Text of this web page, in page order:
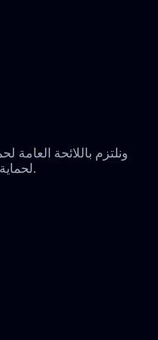
البيانات (GDPR) لحماية بياناتك وخصوصيتك.